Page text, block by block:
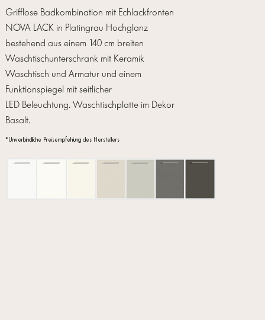
Grifflose Badkombination mit Echlackfronten
NOVA LACK in Platingrau Hochglanz
bestehend aus einem 140 cm breiten
Waschtischunterschrank mit Keramik
Waschtisch und Armatur und einem
Funktionspiegel mit seitlicher
LED Beleuchtung. Waschtischplatte im Dekor
Basalt.
*Unverbindliche Preisempfehlung des Herstellers